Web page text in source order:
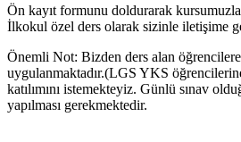
Ön kayıt formunu doldurarak
İlkokul özel ders olarak sizinle iletişime
Önemli Not: Bizden ders alan
uygulanmaktadır.(LGS YKS
katılımını istemekteyiz. Günlü sınav
yapılması gerekmektedir.